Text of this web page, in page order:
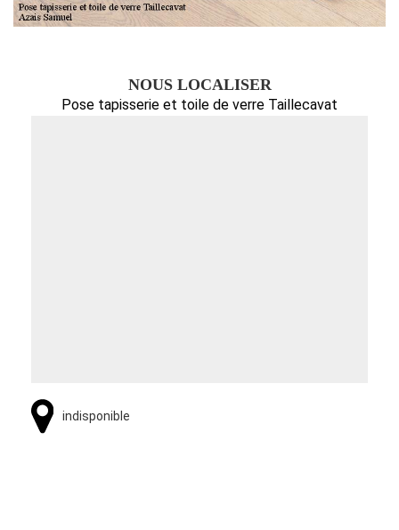
NOUS LOCALISER
Pose tapisserie et toile de verre Taillecavat
indisponible